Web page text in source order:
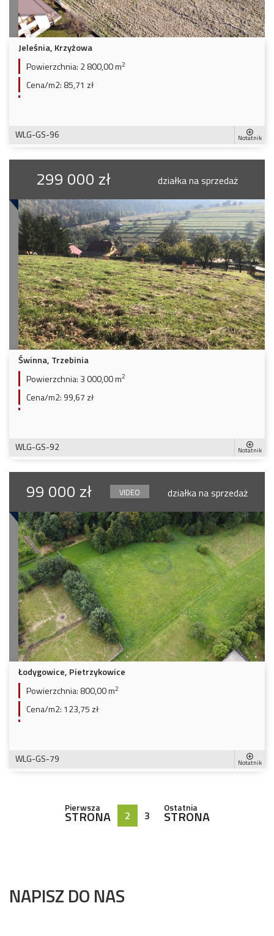
Jeleśnia, Krzyżowa
Powierzchnia: 2 800,00 m2
Cena/m2: 85,71 zł
WLG-GS-96 Notatnik
299 000 zł działka na sprzedaż
Świnna, Trzebinia
Powierzchnia: 3 000,00 m2
Cena/m2: 99,67 zł
WLG-GS-92 Notatnik
99 000 zł VIDEO działka na sprzedaż
Łodygowice, Pietrzykowice
Powierzchnia: 800,00 m2
Cena/m2: 123,75 zł
WLG-GS-79 Notatnik
Pierwsza
STRONA 2 3
Ostatnia
STRONA
NAPISZ DO NAS